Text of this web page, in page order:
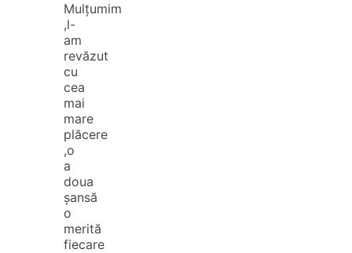
Mulțumim
,l-
am
revăzut
cu
cea
mai
mare
plăcere
,o
a
doua
șansă
o
merită
fiecare